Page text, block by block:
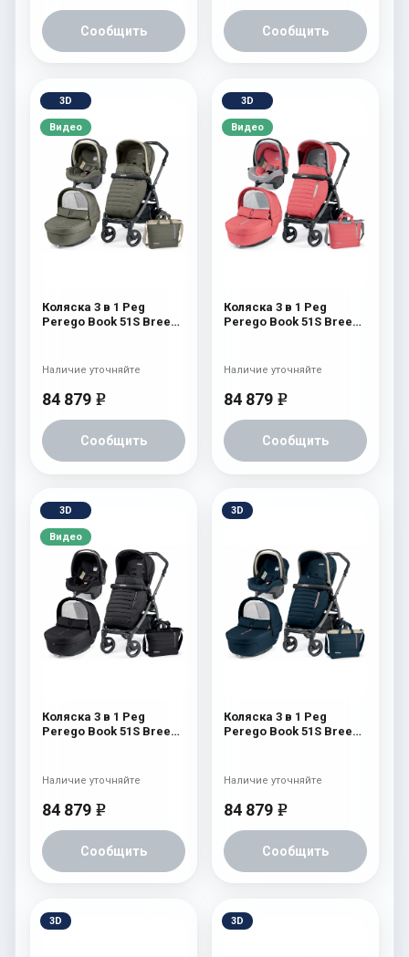
Сообщить Сообщить
3D
Видео
Коляска 3 в 1 Peg
Perego Book 51S Breeze
Kaki
84 879 e
Сообщить
Наличие уточняйте
3D
Видео
Коляска 3 в 1 Peg
Perego Book 51S Breeze
Coral
84 879 e
Сообщить
Наличие уточняйте
3D
Видео
Коляска 3 в 1 Peg
Perego Book 51S Breeze
Noir
84 879 e
Сообщить
Наличие уточняйте
3D
Коляска 3 в 1 Peg
Perego Book 51S Breeze
84 879 e
Сообщить
Наличие уточняйте
3D 3D